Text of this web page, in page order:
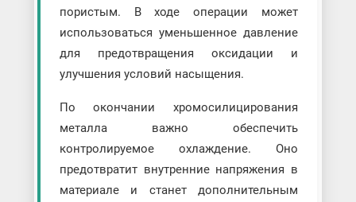
пористым. В ходе операции может
использоваться уменьшенное давление
для предотвращения оксидации и
улучшения условий насыщения.
По окончании хромосилицирования
металла важно обеспечить
контролируемое охлаждение. Оно
предотвратит внутренние напряжения в
материале и станет дополнительным